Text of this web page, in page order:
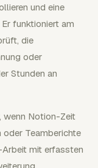
und eine
funktioniert am
die
oder
Stunden an
wenn Notion-Zeit
oder Teamberichte
mit erfassten